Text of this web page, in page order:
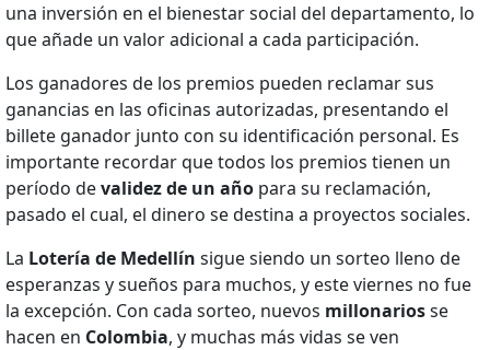
una inversión en el bienestar social del departamento, lo
que añade un valor adicional a cada participación.
Los ganadores de los premios pueden reclamar sus
ganancias en las oficinas autorizadas, presentando el
billete ganador junto con su identificación personal. Es
importante recordar que todos los premios tienen un
período devalidez de un año para su reclamación,
pasado el cual, el dinero se destina a proyectos sociales.
La Lotería de Medellín sigue siendo un sorteo lleno de
esperanzas y sueños para muchos, y este viernes no fue
la excepción. Con cada sorteo, nuevos millonariosse
hacen en Colombia, y muchas más vidas se ven